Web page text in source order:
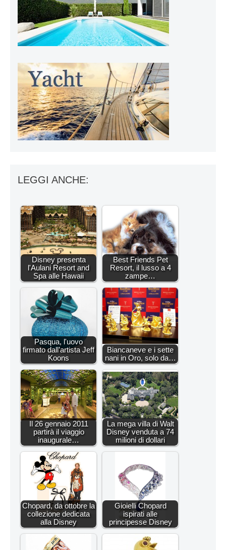
LEGGI ANCHE:
Disney presenta
l'Aulani Resort and
Spa alle Hawaii
Best Friends Pet
Resort, il lusso a 4
zampe…
Pasqua, l'uovo
firmato dall’artista Jeff
Koons
Biancaneve e i sette
nani in Oro, solo da…
Il 26 gennaio 2011
partirà il viaggio
inaugurale…
La mega villa di Walt
Disney venduta a 74
milioni di dollari
Chopard, da ottobre la
collezione dedicata
alla Disney
Gioielli Chopard
ispirati alle
principesse Disney